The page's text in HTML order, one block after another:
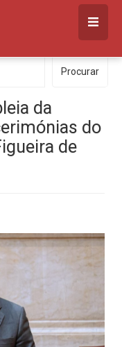
Procurar
da
do
de